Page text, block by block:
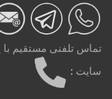
تماس تلفنی مستقیم با
سایت :